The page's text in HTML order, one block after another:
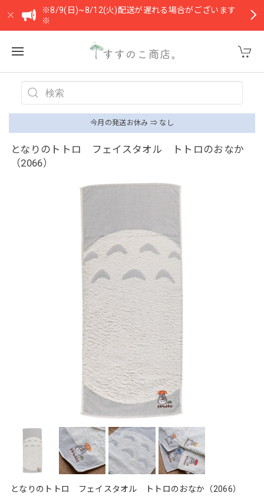
※8/9(日)~8/12(火)配送が遅れる場合がございます
※
今月の発送お休み ⇒ なし
となりのトトロ フェイスタオル トトロのおなか
（2066）
となりのトトロ フェイスタオル トトロのおなか（2066）